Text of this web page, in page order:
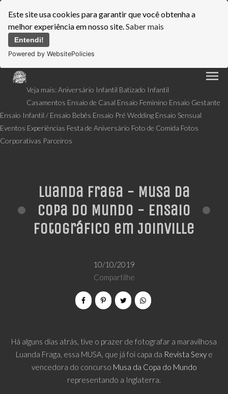
Este site usa cookies para garantir que você obtenha a
melhor experiência em nosso site.Saber mais
Entendi!
Powered by WebsitePolicies
menu
Veja mais:Aniversário Infantil Batizado Infantil
Casamentos Ensaio de Casal Ensaio Feminino Ensaio Gestante
Ensaio Infantil / Ensaio Bebês Ensaio Pré Wedding Ensaio Sensual
Eventos Experiências Festa de Aniversário Foto de Comida Fotos
Corporativas Parceiros
Luanda Fraga - Musa da
Copa do Mundo - Ensaio
Fotográfico em Joinville
10/10/2019
Compartilhe
Há alguns dias atrás, tive o prazer de fotografar a maravilhosa
Luanda Fraga, essa MUSA, que já foi capa da Revista Sexye
vencedora do concurso Musa da Copa do Mundo
representando a Inglaterra.